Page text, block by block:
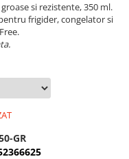
si rezistente, 350 ml.
frigider, congelator si
GR